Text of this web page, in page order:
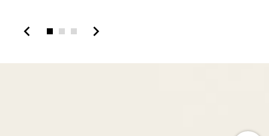
chevron_left chevron_right